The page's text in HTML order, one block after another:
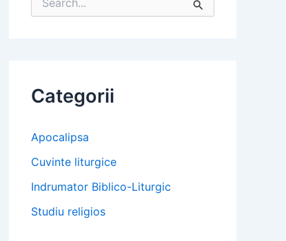
o
r
Categorii
Apocalipsa
Cuvinte liturgice
Indrumator Biblico-Liturgic
Studiu religios